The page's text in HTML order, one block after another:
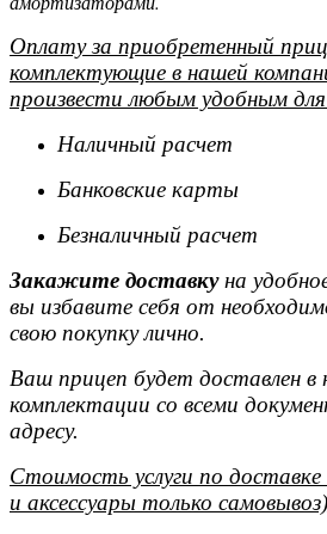
Оплату за приобретенный
комплектующие в нашей
произвести любым удобным
Наличный расчет
Банковские карты
Безналичный расчет
Закажите доставкуна
вы избавите себя от
свою покупку лично.
Ваш прицеп будет доставлен в
комплектации со всеми
адресу.
Стоимость услуги по
и аксессуары только